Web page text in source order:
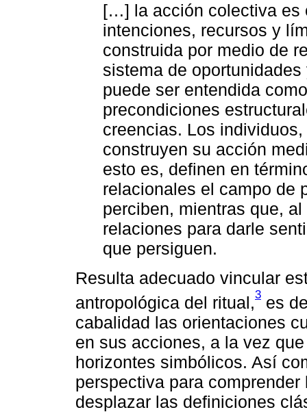
[…] la acción colectiva es
intenciones, recursos y
construida por medio de
sistema de
puede ser entendida
precondiciones
creencias. Los
construyen su acción
esto es, definen en
relacionales el campo de
perciben, mientras que,
relaciones para darle
que persiguen.
Resulta adecuado vincular
antropológica del ritual,3 es
cabalidad las orientaciones
en sus acciones, a la vez
horizontes simbólicos. Así
perspectiva para
desplazar las definiciones